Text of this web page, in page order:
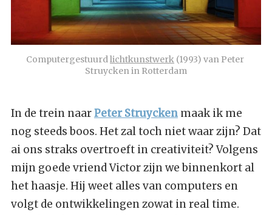
Computergestuurd lichtkunstwerk (1993) van Peter
Struycken in Rotterdam
In de trein naarPeter Struyckenmaak ik me
nog steeds boos. Het zal toch niet waar zijn? Dat
ai ons straks overtroeft in creativiteit? Volgens
mijn goede vriend Victor zijn we binnenkort al
het haasje. Hij weet alles van computers en
volgt de ontwikkelingen zowat in real time.